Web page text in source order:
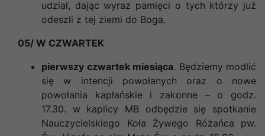
udział, dając wyraz pamięci o tych którzy już
odeszli z tej ziemi do Boga.
05/ W CZWARTEK
pierwszy czwartek miesiąca. Będziemy modlić
się w intencji powołanych oraz o nowe
powołania kapłańskie i zakonne – o godz.
17.30. w kaplicy MB odbędzie się spotkanie
Nauczycielskiego Koła Żywego Różańca pw.